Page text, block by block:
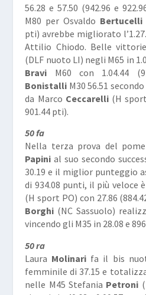
56.28 e 57.50 (942.96 e
M80 per Osvaldo Bertucelli
pti) avrebbe migliorato
Attilio Chiodo. Belle
(DLF nuoto LI) negli M65 in
Bravi M60 con 1.04.44
Bonistalli M30 56.51
da Marco Ceccarelli(H sport
901.44 pti).
50 fa
Nella terza prova del
Papini al suo secondo
30.19 e il miglior punteggio
di 934.08 punti, il più veloce
(H sport PO) con 27.86
Borghi (NC Sassuolo)
vincendo gli M35 in 28.08 e
50 ra
Laura Molinari fa il bis
femminile di 37.15 e
nelle M45 Stefania Petroni